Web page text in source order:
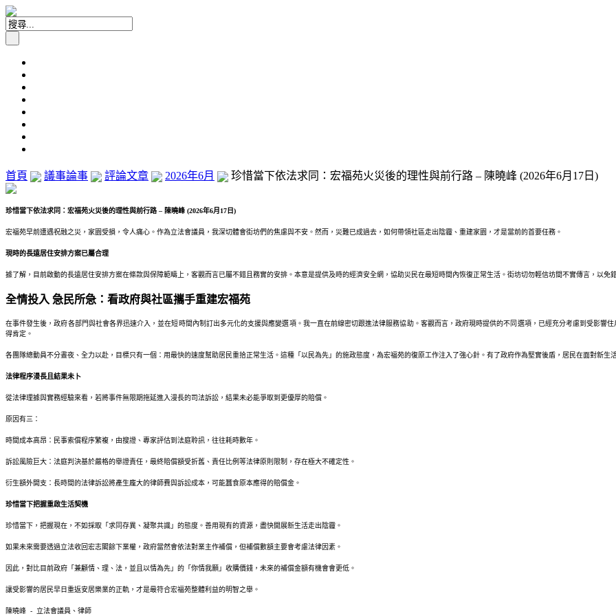
首頁 議事論事 評論文章 2026年6月 珍惜當下依法求同：宏福苑火災後的理性與前行路 – 陳曉峰 (2026年6月17日)
珍惜當下依法求同：宏福苑火災後的理性與前行路 – 陳曉峰 (2026年6月17 日)
宏福苑早前遭遇祝融之災，家園受損，令人痛心。作為立法會議員，我深切體會街坊們的焦慮與不安。然而，災難已成過去，如何帶領社區走出陰霾、重建家園，才是當前的首要任務。
現時的長遠居住安排方案已屬合理
據了解，目前啟動的長遠居住安排方案在條款與保障範疇上，客觀而言已屬不錯且務實的安排。本意是提供及時的經濟安全網，協助災民在最短時間內恢復正常生活。街坊切勿輕信坊間不實傳言，以免
全情投入 急民所急：看政府與社區攜手重建宏福苑
在事件發生後，政府各部門與社會各界迅速介入，並在短時間內制訂出多元化的支援與應變選項。我一直在前線密切跟進法律服務協助。客觀而言，政府現時提供的不同選項，已經充分考慮到受影響
得肯定。
各團隊總動員不分晝夜、全力以赴，目標只有一個：用最快的速度幫助居民重拾正常生活。這種「以民為先」的施政態度，為宏福苑的復原工作注入了強心針。有了政府作為堅實後盾，居民在面對新生
法律程序漫長且結果未卜
從法律理據與實務經驗來看，若將事件無限期拖延進入漫長的司法訴訟，結果未必能爭取到更優厚的賠償。
原因有三：
時間成本高昂：民事索償程序繁複，由搜證、專家評估到法庭聆訊，往往耗時數年。
訴訟風險巨大：法庭判決基於嚴格的舉證責任，最終賠償額受折舊、責任比例等法律原則限制，存在極大不確定性。
衍生額外開支：長時間的法律訴訟將產生龐大的律師費與訴訟成本，可能蠶食原本應得的賠償金。
珍惜當下把握重啟生活契機
珍惜當下，把握現在，不如採取「求同存異、凝聚共識」的態度。善用現有的資源，盡快開展新生活走出陰霾。
如果未來需要透過立法收回宏志閣餘下業權，政府當然會依法對業主作補償，但補償數額主要會考慮法律因素。
因此，對比目前政府「兼顧情、理、法，並且以情為先」的「你情我願」收購價錢，未來的補償金額有機會會更低。
讓受影響的居民早日重返安居樂業的正軌，才是最符合宏福苑整體利益的明智之舉。
陳曉峰 - 立法會議員、律師